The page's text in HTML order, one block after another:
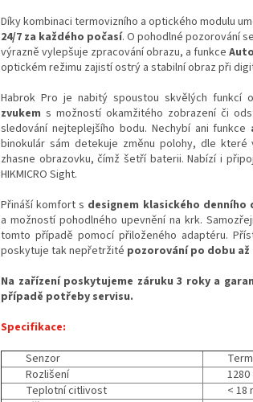
Díky kombinaci termovizního a optického modulu
24/7 za každého počasí. O pohodlné pozorování
výrazně vylepšuje zpracování obrazu, a funkce
optickém režimu zajistí ostrý a stabilní obraz při
Habrok Pro je nabitý spoustou skvělých funkcí
zvukem s možností okamžitého zobrazení či
sledování nejteplejšího bodu. Nechybí ani funkce
binokulár sám detekuje změnu polohy, dle
zhasne obrazovku, čímž šetří baterii. Nabízí i
HIKMICRO Sight.
Přináší komfort s designem klasického denního
a možností pohodlného upevnění na krk.
tomto případě pomocí přiloženého adaptéru.
poskytuje tak nepřetržité pozorování po dobu
Na zařízení poskytujeme záruku 3 roky a
případě potřeby servisu.
Specifikace:
Senzor
Rozlišení
1280
Teplotní citlivost
< 18